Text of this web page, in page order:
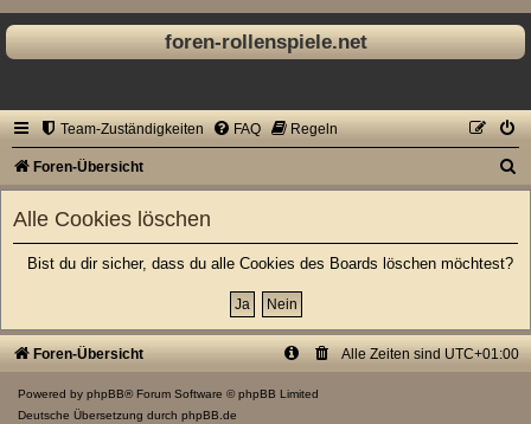
foren-rollenspiele.net
Team-Zuständigkeiten FAQ Regeln
Foren-Übersicht
Alle Cookies löschen
Bist du dir sicher, dass du alle Cookies des Boards löschen möchtest?
Foren-Übersicht Alle Zeiten sind UTC+01:00
Powered by phpBB® Forum Software © phpBB Limited
Deutsche Übersetzung durch phpBB.de